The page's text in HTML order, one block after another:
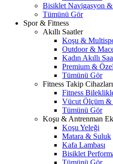
Bisiklet Navigasyon
Tümünü Gör
Spor & Fitness
Akıllı Saatler
Koşu &
Outdoor &
Kadın Akıllı
Premium &
Tümünü Gör
Fitness Takip Cihazları
Fitness
Vücut Ölçüm
Tümünü Gör
Koşu & Antrenman
Koşu Yeleği
Matara & Suluk
Kafa Lambası
Bisiklet
Tümünü Gör